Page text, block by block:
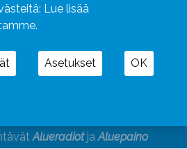
AlueradiotjaAluepaino
Lue lisää
Asetukset OK